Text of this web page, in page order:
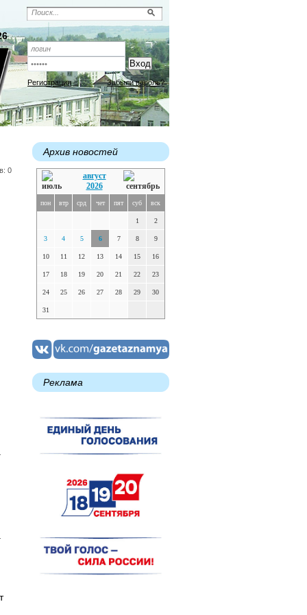
Регистрация Забыли пароль?
0
Архив новостей
август
2026
пон втр срд чет пят суб вск
1 2
3 4 5 6 7 8 9
10 11 12 13 14 15 16
17 18 19 20 21 22 23
24 25 26 27 28 29 30
31
Реклама